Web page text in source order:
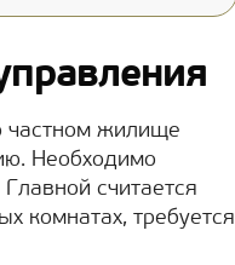
частном жилище
Необходимо
считается
комнатах, требуется